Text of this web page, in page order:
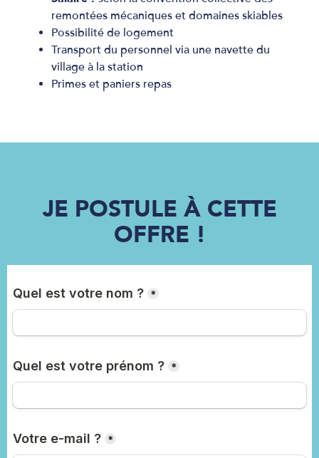
remontées mécaniques et domaines skiables
Possibilité de logement
Transport du personnel via une navette du
village à la station
Primes et paniers repas
JE POSTULE À CETTE
OFFRE !